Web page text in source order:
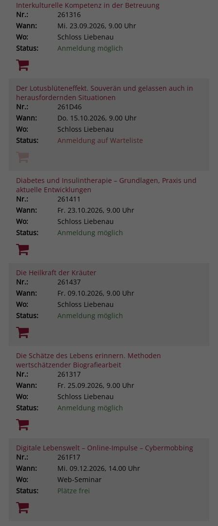
Interkulturelle Kompetenz in der Betreuung
Nr.:
261316
Wann:
Mi. 23.09.2026, 9.00 Uhr
Wo:
Schloss Liebenau
Status:
Anmeldung möglich
Der Lotusblüteneffekt. Souverän und gelassen auch in
herausfordernden Situationen
Nr.:
261D46
Wann:
Do. 15.10.2026, 9.00 Uhr
Wo:
Schloss Liebenau
Status:
Anmeldung auf Warteliste
Diabetes und Insulintherapie – Grundlagen, Praxis und
aktuelle Entwicklungen
Nr.:
261411
Wann:
Fr. 23.10.2026, 9.00 Uhr
Wo:
Schloss Liebenau
Status:
Anmeldung möglich
Die Heilkraft der Kräuter
Nr.:
261437
Wann:
Fr. 09.10.2026, 9.00 Uhr
Wo:
Schloss Liebenau
Status:
Anmeldung möglich
Die Schätze des Lebens erinnern. Methoden
wertschätzender Biografiearbeit
Nr.:
261317
Wann:
Fr. 25.09.2026, 9.00 Uhr
Wo:
Schloss Liebenau
Status:
Anmeldung möglich
Digitale Lebenswelt – Online-Impulse – Cybermobbing
Nr.:
261F17
Wann:
Mi. 09.12.2026, 14.00 Uhr
Wo:
Web-Seminar
Status:
Plätze frei